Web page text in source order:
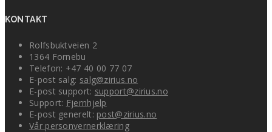
KONTAKT
Rolfsbuktveien 2
1364 Fornebu
Telefon: +47 40 00 77 07
E-post salg: salg@zirius.no
E-post support: support@zirius.no
Support: Fjernhjelp
E-post generelt: post@zirius.no
Vår personvernerklæring